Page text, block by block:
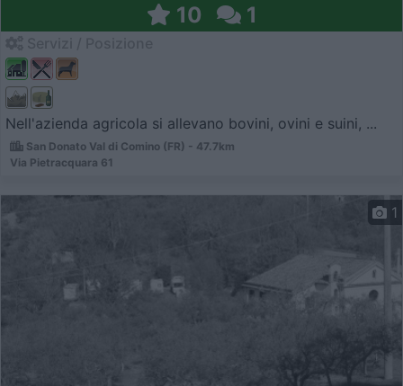
10 1
Nell'azienda agricola si allevano bovini, ovini e suini, ...
San Donato Val di Comino (FR) - 47.7km
Via Pietracquara 61
1